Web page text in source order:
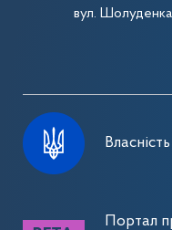
вул.
Портал